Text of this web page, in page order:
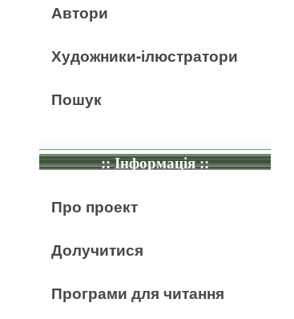
Автори
Художники-ілюстратори
Пошук
:: Інформація ::
Про проект
Долучитися
Програми для читання